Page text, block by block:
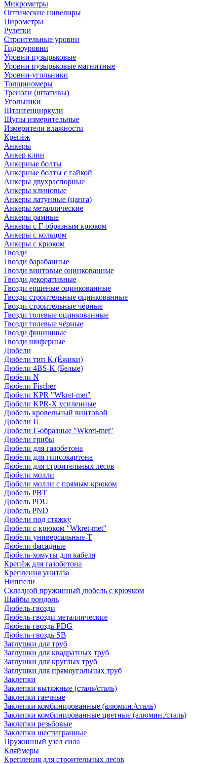
Микрометры
Оптические нивелиры
Пирометры
Рулетки
Строительные уровни
Гидроуровни
Уровни пузырьковые
Уровни пузырьковые магнитные
Уровни-угольники
Толщиномеры
Треноги (штативы)
Угольники
Штангенциркули
Щупы измерительные
Измерители влажности
Крепёж
Анкеры
Анкер клин
Анкерные болты
Анкерные болты с гайкой
Анкеры двухраспорные
Анкеры клиновые
Анкеры латунные (цанга)
Анкеры металлические
Анкеры рамные
Анкеры с Г-образным крюком
Анкеры с кольцом
Анкеры с крюком
Гвозди
Гвозди барабанные
Гвозди винтовые оцинкованные
Гвозди декоративные
Гвозди ершеные оцинкованные
Гвозди строительные оцинкованные
Гвозди строительные чёрные
Гвозди толевые оцинкованные
Гвозди толевые чёрные
Гвозди финишные
Гвозди шиферные
Дюбели
Дюбели тип К (Ёжики)
Дюбели 4BS-K (Белые)
Дюбели N
Дюбели Fischer
Дюбели KPR "Wkret-met"
Дюбели KPR-Х усиленные
Дюбель кровельный винтовой
Дюбели U
Дюбели Г-образные "Wkret-met"
Дюбели грибы
Дюбели для газобетона
Дюбели для гипсокартона
Дюбели для строительных лесов
Дюбели молли
Дюбели молли с прямым крюком
Дюбель PBT
Дюбель PDU
Дюбель PND
Дюбели под стяжку
Дюбели с крюком "Wkret-met"
Дюбели универсальные-Т
Дюбели фасадные
Дюбель-хомуты для кабеля
Крепёж для газобетона
Крепления унитаза
Ниппели
Складной пружинный дюбель с крючком
Шайбы рондоль
Дюбель-гвозди
Дюбель-гвозди металлические
Дюбель-гвоздь PDG
Дюбель-гвоздь SB
Заглушки для труб
Заглушки для квадратных труб
Заглушки для круглых труб
Заглушки для прямоугольных труб
Заклепки
Заклепки вытяжные (сталь/сталь)
Заклепки гаечные
Заклепки комбинированные (алюмин./сталь)
Заклепки комбинированные цветные (алюмин./сталь)
Заклепки резьбовые
Заклепки шестигранные
Пружинный узел сила
Кляймеры
Крепления для строительных лесов